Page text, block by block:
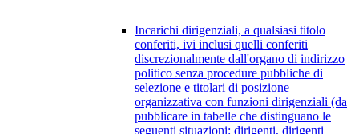
Incarichi dirigenziali, a qualsiasi titolo
conferiti, ivi inclusi quelli conferiti
discrezionalmente dall'organo di indirizzo
politico senza procedure pubbliche di
selezione e titolari di posizione
organizzativa con funzioni dirigenziali (da
pubblicare in tabelle che distinguano le
seguenti situazioni: dirigenti, dirigenti